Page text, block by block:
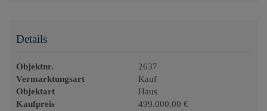
Details
Objektnr.
2637
Vermarktungsart
Kauf
Objektart
Haus
Kaufpreis
499.000,00 €